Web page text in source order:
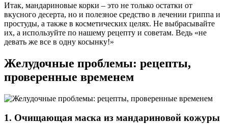
Итак, мандариновые корки – это не только остатки от
вкусного десерта, но и полезное средство в лечении гриппа и
простуды, а также в косметических целях. Не выбрасывайте
их, а используйте по нашему рецепту и советам. Ведь «не
девать же все в одну косынку!»
Желудочные проблемы: рецепты,
проверенные временем
1. Очищающая маска из мандариновой кожуры